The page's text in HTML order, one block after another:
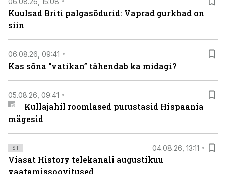
Kuulsad Briti palgasõdurid: Vaprad gurkhad on
siin
06.08.26, 09:41
Kas sõna “vatikan” tähendab ka midagi?
05.08.26, 09:41
Kullajahil roomlased purustasid Hispaania
mägesid
ST 04.08.26, 13:11
Viasat History telekanali augustikuu
vaatamissoovitused